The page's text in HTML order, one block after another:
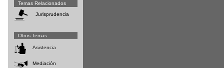
Temas Relacionados
Jurisprudencia
Otros Temas
Asistencia
Mediación